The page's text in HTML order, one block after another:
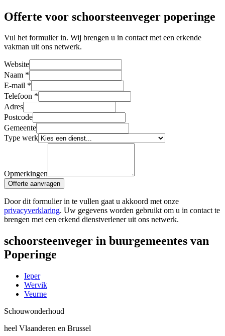
Offerte voor schoorsteenveger poperinge
Vul het formulier in. Wij brengen u in contact met een erkende
vakman uit ons netwerk.
Website
Naam *
E-mail *
Telefoon *
Adres
Postcode
Gemeente
Type werk
Opmerkingen
Offerte aanvragen
Door dit formulier in te vullen gaat u akkoord met onze
privacyverklaring. Uw gegevens worden gebruikt om u in contact te
brengen met een erkend dienstverlener uit ons netwerk.
schoorsteenveger in buurgemeentes van
Poperinge
Ieper
Wervik
Veurne
Schouwonderhoud
heel Vlaanderen en Brussel